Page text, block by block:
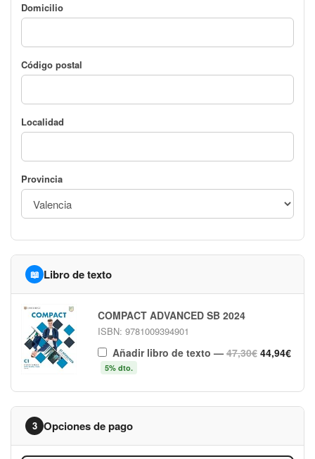
Domicilio
Código postal
Localidad
Provincia
📖 Libro de texto
COMPACT ADVANCED SB 2024
ISBN: 9781009394901
Añadir libro de texto — 47,30€ 44,94€
5% dto.
3 Opciones de pago